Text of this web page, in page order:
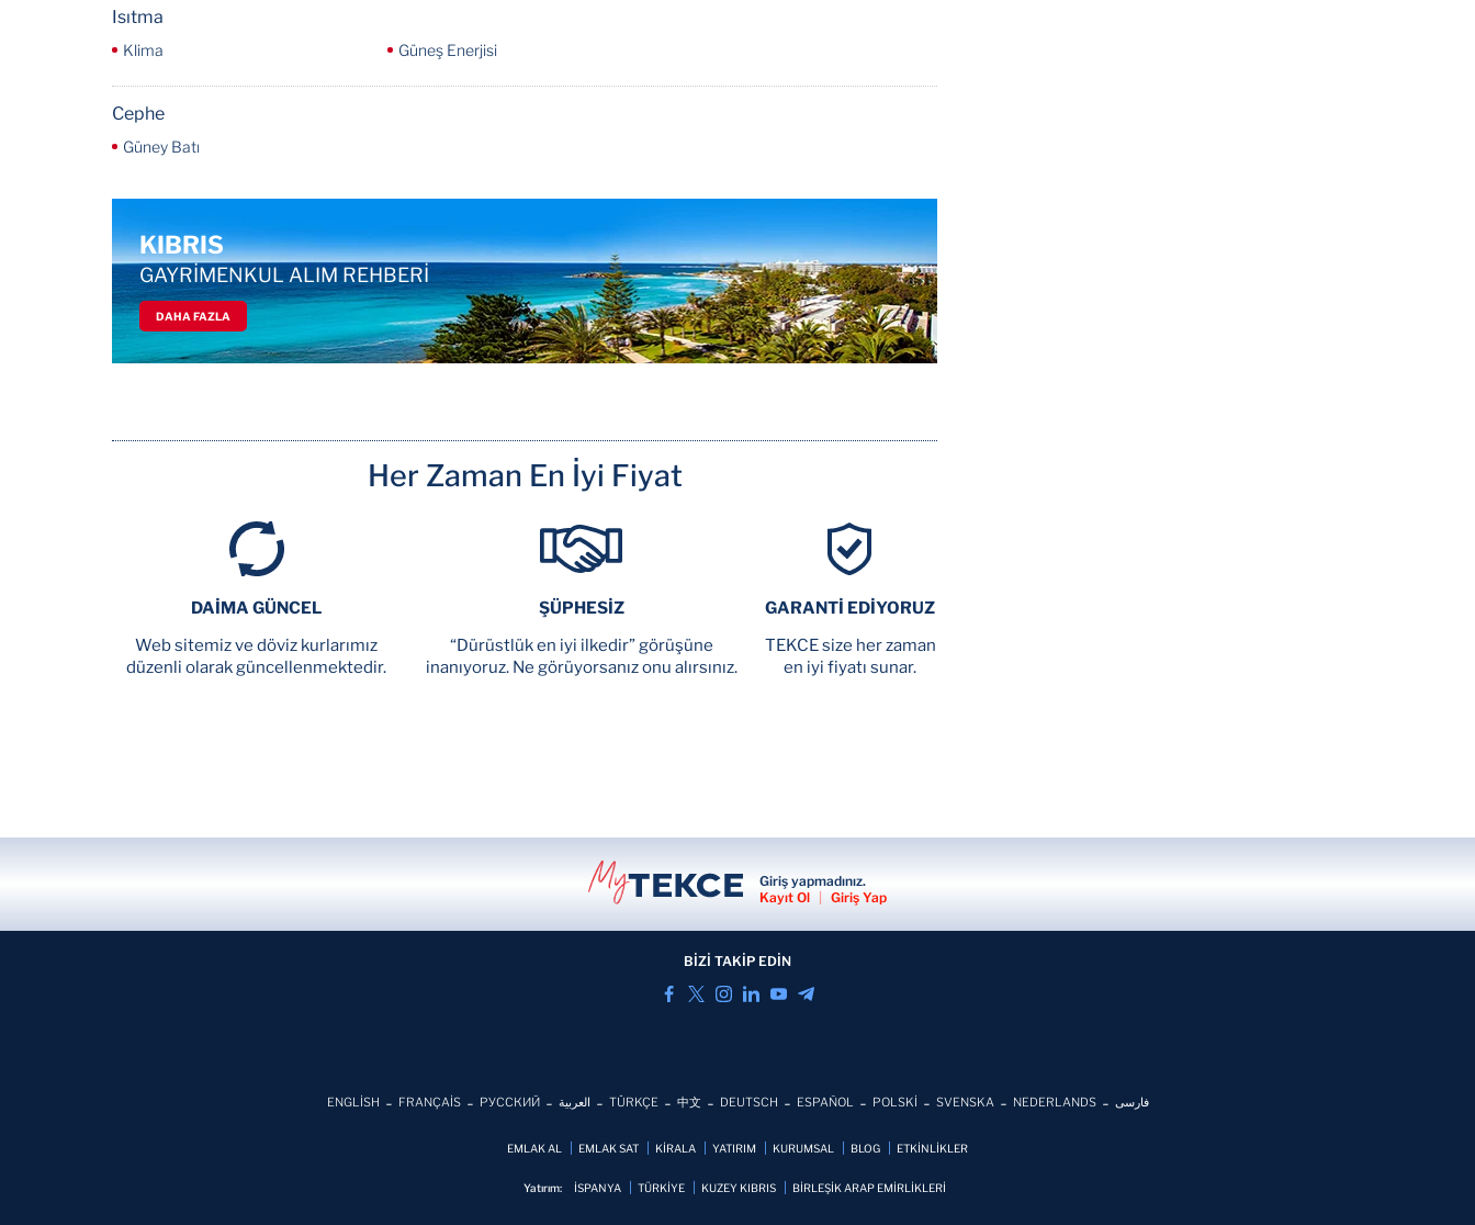
Isıtma
Klima Güneş Enerjisi
Cephe
Güney Batı
KIBRIS
GAYRİMENKUL ALIM REHBERİ
DAHA FAZLA
Her Zaman En İyi Fiyat
DAİMA GÜNCEL
Web sitemiz ve döviz kurlarımız
düzenli olarak güncellenmektedir.
ŞÜPHESİZ
“Dürüstlük en iyi ilkedir” görüşüne
inanıyoruz. Ne görüyorsanız onu alırsınız.
GARANTİ EDİYORUZ
TEKCE size her zaman
en iyi fiyatı sunar.
Giriş yapmadınız.
Kayıt Ol | Giriş Yap
BİZİ TAKİP EDİN
ENGLİSH FRANÇAİS РУССКИЙ العربية TÜRKÇE 中文 DEUTSCH ESPAÑOL POLSKİ SVENSKA NEDERLANDS فارسی
EMLAK AL EMLAK SAT KİRALA YATIRIM KURUMSAL BLOG ETKİNLİKLER
Yatırım: İSPANYA TÜRKİYE KUZEY KIBRIS BİRLEŞİK ARAP EMİRLİKLERİ